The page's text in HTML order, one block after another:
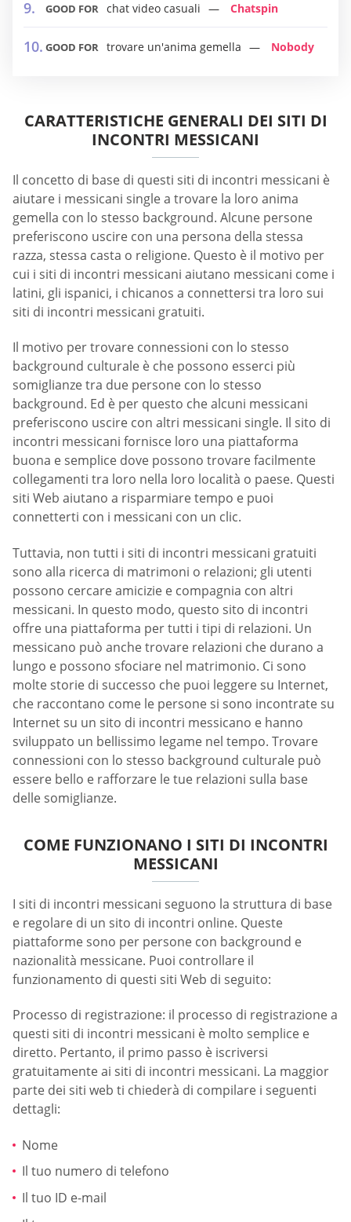
GOOD FOR chat video casuali Chatspin
GOOD FOR trovare un'anima gemella Nobody
CARATTERISTICHE GENERALI DEI SITI DI
INCONTRI MESSICANI
Il concetto di base di questi siti di incontri messicani è
aiutare i messicani single a trovare la loro anima
gemella con lo stesso background. Alcune persone
preferiscono uscire con una persona della stessa
razza, stessa casta o religione. Questo è il motivo per
cui i siti di incontri messicani aiutano messicani come i
latini, gli ispanici, i chicanos a connettersi tra loro sui
siti di incontri messicani gratuiti.
Il motivo per trovare connessioni con lo stesso
background culturale è che possono esserci più
somiglianze tra due persone con lo stesso
background. Ed è per questo che alcuni messicani
preferiscono uscire con altri messicani single. Il sito di
incontri messicani fornisce loro una piattaforma
buona e semplice dove possono trovare facilmente
collegamenti tra loro nella loro località o paese. Questi
siti Web aiutano a risparmiare tempo e puoi
connetterti con i messicani con un clic.
Tuttavia, non tutti i siti di incontri messicani gratuiti
sono alla ricerca di matrimoni o relazioni; gli utenti
possono cercare amicizie e compagnia con altri
messicani. In questo modo, questo sito di incontri
offre una piattaforma per tutti i tipi di relazioni. Un
messicano può anche trovare relazioni che durano a
lungo e possono sfociare nel matrimonio. Ci sono
molte storie di successo che puoi leggere su Internet,
che raccontano come le persone si sono incontrate su
Internet su un sito di incontri messicano e hanno
sviluppato un bellissimo legame nel tempo. Trovare
connessioni con lo stesso background culturale può
essere bello e rafforzare le tue relazioni sulla base
delle somiglianze.
COME FUNZIONANO I SITI DI INCONTRI
MESSICANI
I siti di incontri messicani seguono la struttura di base
e regolare di un sito di incontri online. Queste
piattaforme sono per persone con background e
nazionalità messicane. Puoi controllare il
funzionamento di questi siti Web di seguito:
Processo di registrazione: il processo di registrazione a
questi siti di incontri messicani è molto semplice e
diretto. Pertanto, il primo passo è iscriversi
gratuitamente ai siti di incontri messicani. La maggior
parte dei siti web ti chiederà di compilare i seguenti
dettagli:
Nome
Il tuo numero di telefono
Il tuo ID e-mail